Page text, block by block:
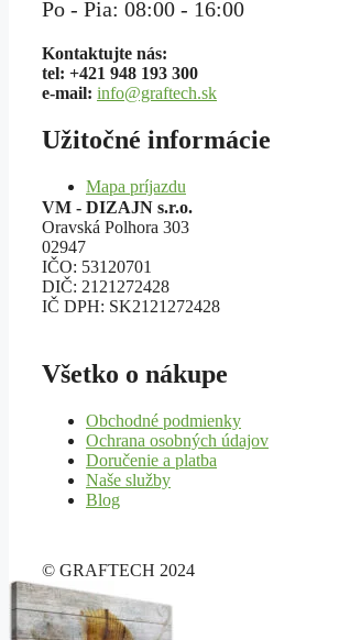
Po - Pia: 08:00 - 16:00
Kontaktujte nás:
tel: +421 948 193 300
e-mail: info@graftech.sk
Užitočné informácie
Mapa príjazdu
VM - DIZAJN s.r.o.
Oravská Polhora 303
02947
IČO: 53120701
DIČ: 2121272428
IČ DPH: SK2121272428
Všetko o nákupe
Obchodné podmienky
Ochrana osobných údajov
Doručenie a platba
Naše služby
Blog
© GRAFTECH 2024